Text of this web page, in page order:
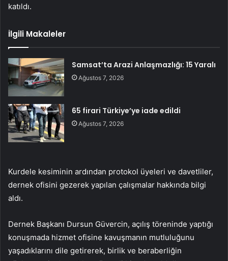
katıldı.
İlgili Makaleler
Samsat’ta Arazi Anlaşmazlığı: 15 Yaralı
Ağustos 7, 2026
65 firari Türkiye’ye iade edildi
Ağustos 7, 2026
Kurdele kesiminin ardından protokol üyeleri ve davetliler,
dernek ofisini gezerek yapılan çalışmalar hakkında bilgi
aldı.
Dernek Başkanı Dursun Güvercin, açılış töreninde yaptığı
konuşmada hizmet ofisine kavuşmanın mutluluğunu
yaşadıklarını dile getirerek, birlik ve beraberliğin